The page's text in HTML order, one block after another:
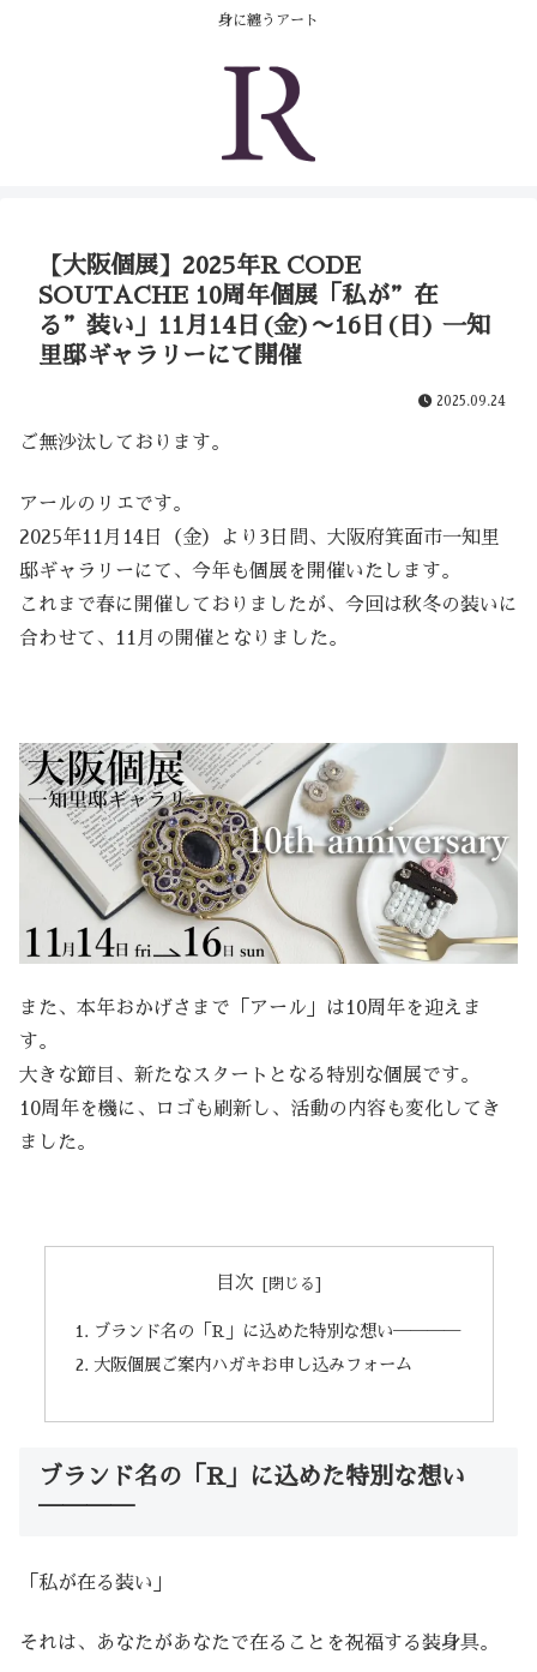
身に纏うアート
【大阪個展】2025年R CODE
SOUTACHE 10周年個展「私が”在
る”装い」11月14日(金)〜16日(日) 一知
里邸ギャラリーにて開催
2025.09.24
ご無沙汰しております。
アールのリエです。
2025年11月14日（金）より3日間、大阪府箕面市一知里
邸ギャラリーにて、今年も個展を開催いたします。
これまで春に開催しておりましたが、今回は秋冬の装いに
合わせて、11月の開催となりました。
また、本年おかげさまで「アール」は10周年を迎えま
す。
大きな節目、新たなスタートとなる特別な個展です。
10周年を機に、ロゴも刷新し、活動の内容も変化してき
ました。
目次
ブランド名の「R」に込めた特別な想い────
大阪個展ご案内ハガキお申し込みフォーム
ブランド名の「R」に込めた特別な想い
────
「私が在る装い」
それは、あなたがあなたで在ることを祝福する装身具。